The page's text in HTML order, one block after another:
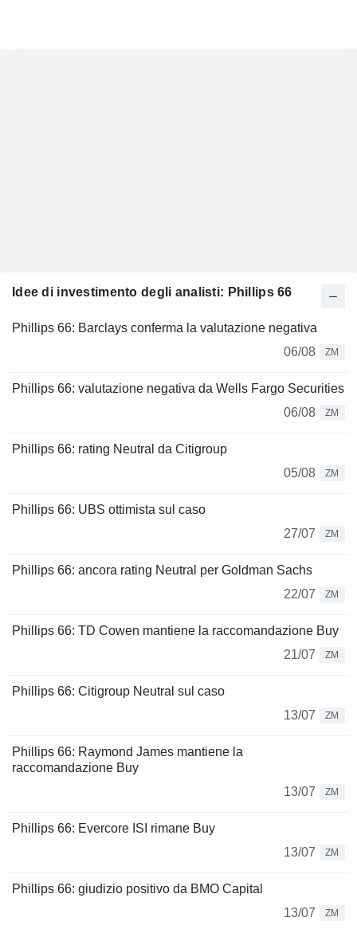
Idee di investimento degli analisti: Phillips 66
Phillips 66: Barclays conferma la valutazione negativa
06/08
ZM
Phillips 66: valutazione negativa da Wells Fargo Securities
06/08
ZM
Phillips 66: rating Neutral da Citigroup
05/08
ZM
Phillips 66: UBS ottimista sul caso
27/07
ZM
Phillips 66: ancora rating Neutral per Goldman Sachs
22/07
ZM
Phillips 66: TD Cowen mantiene la raccomandazione Buy
21/07
ZM
Phillips 66: Citigroup Neutral sul caso
13/07
ZM
Phillips 66: Raymond James mantiene la
raccomandazione Buy
13/07
ZM
Phillips 66: Evercore ISI rimane Buy
13/07
ZM
Phillips 66: giudizio positivo da BMO Capital
13/07
ZM